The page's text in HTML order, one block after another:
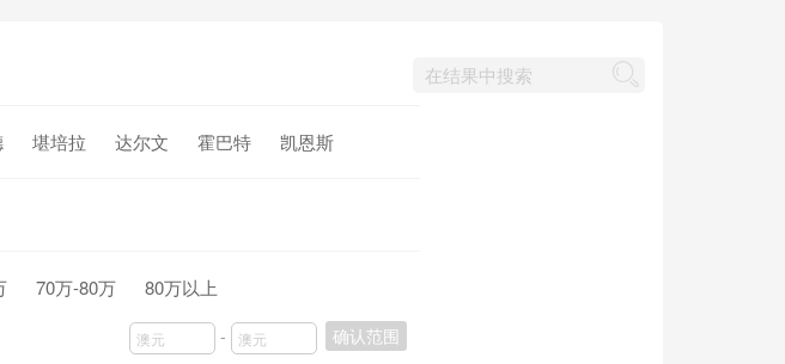
堪培拉 达尔文 霍巴特 凯恩斯
70万-80万 80万以上
- 确认范围